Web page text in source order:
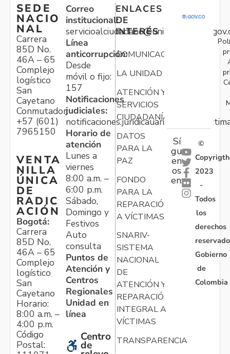
SEDE
NACIO
NAL
Carrera
85D No.
46A – 65
Complejo
logístico
San
Cayetano
Conmutador:
+57 (601)
7965150
VENTA
NILLA
ÚNICA
DE
RADIC
ACIÓN
Bogotá:
Carrera
85D No.
46A – 65
Complejo
logístico
San
Cayetano
Horario:
8:00 a.m. –
4:00 p.m.
Código
Postal:
Correo
institucional:
Línea
anticorrupción:
Desde
móvil o fijo:
157
Notificaciones
judiciales:
Horario de
atención
Lunes a
viernes
8:00 a.m. –
6:00 p.m.
Sábado,
Domingo y
Festivos
Auto
consulta
Puntos de
Atención y
Centros
Regionales
Unidad en
línea
Centro
de
ENLACES
DE
INTERÉS
COMUNICACIONES
LA UNIDAD
ATENCIÓN Y
SERVICIOS
CIUDADANÍA
DATOS
PARA LA
PAZ
FONDO
PARA LA
REPARACIÓN
A VÍCTIMAS
SNARIV-
SISTEMA
NACIONAL
DE
ATENCIÓN Y
REPARACIÓN
INTEGRAL A
VÍCTIMAS
TRANSPARENCIA
Sí
gu
en
os
en:
©
Copyrigth
2023
-
Todos
los
derechos
Gobierno
de
Colombia